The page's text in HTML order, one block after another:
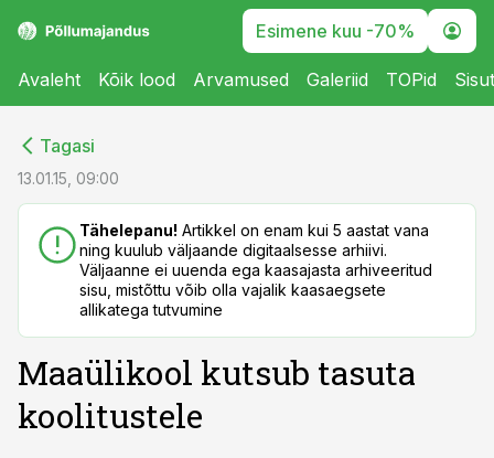
Esimene kuu -70%
Avaleht Kõik lood Arvamused Galeriid TOPid
Tagasi
13.01.15, 09:00
Tähelepanu! Artikkel on enam kui 5 aastat vana
ning kuulub väljaande digitaalsesse arhiivi.
Väljaanne ei uuenda ega kaasajasta arhiveeritud
sisu, mistõttu võib olla vajalik kaasaegsete
allikatega tutvumine
Maaülikool kutsub tasuta
koolitustele